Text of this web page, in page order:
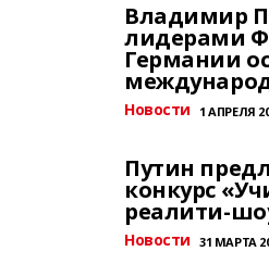
Владимир
лидерами
Германии
Новости 1 АПРЕЛЯ
Путин
конкурс
реалити-
Новости 31 МАРТА